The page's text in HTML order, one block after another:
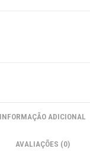
INFORMAÇÃO ADICIONAL
AVALIAÇÕES (0)